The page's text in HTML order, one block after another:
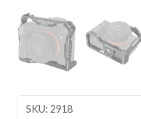
SKU: 2918